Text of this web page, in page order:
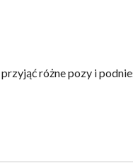
różne pozy i